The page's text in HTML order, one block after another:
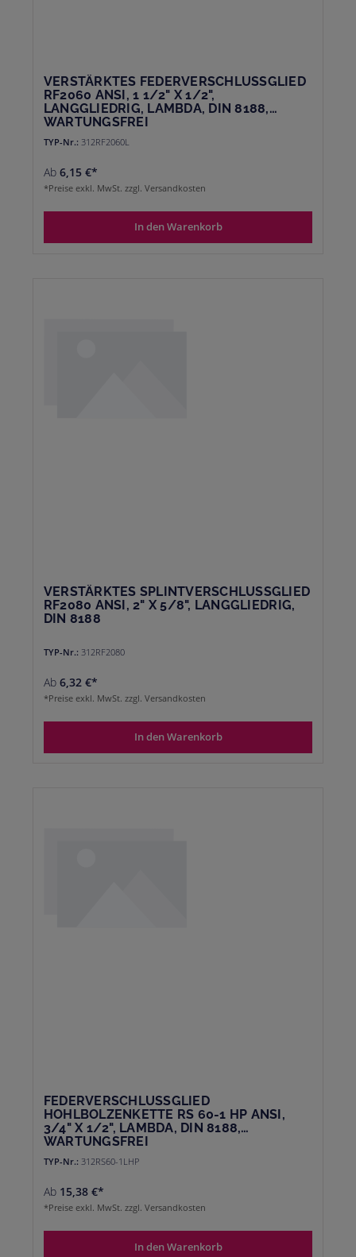
VERSTÄRKTES FEDERVERSCHLUSSGLIED
RF2060 ANSI, 1 1/2" X 1/2",
LANGGLIEDRIG, LAMBDA, DIN 8188,
WARTUNGSFREI
TYP-Nr.: 312RF2060L
Ab 6,15 €*
*Preise exkl. MwSt. zzgl. Versandkosten
In den Warenkorb
VERSTÄRKTES SPLINTVERSCHLUSSGLIED
RF2080 ANSI, 2" X 5/8", LANGGLIEDRIG,
DIN 8188
TYP-Nr.: 312RF2080
Ab 6,32 €*
*Preise exkl. MwSt. zzgl. Versandkosten
In den Warenkorb
FEDERVERSCHLUSSGLIED
HOHLBOLZENKETTE RS 60-1 HP ANSI,
3/4" X 1/2", LAMBDA, DIN 8188,
WARTUNGSFREI
TYP-Nr.: 312RS60-1LHP
Ab 15,38 €*
*Preise exkl. MwSt. zzgl. Versandkosten
In den Warenkorb